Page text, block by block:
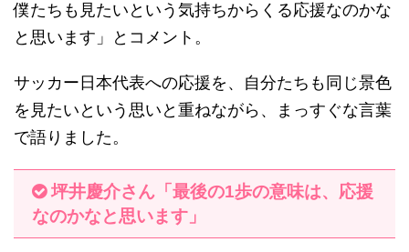
僕たちも見たいという気持ちからくる応援なのかな
と思います」とコメント。
サッカー日本代表への応援を、自分たちも同じ景色
を見たいという思いと重ねながら、まっすぐな言葉
で語りました。
坪井慶介さん「最後の1歩の意味は、応援
なのかなと思います」